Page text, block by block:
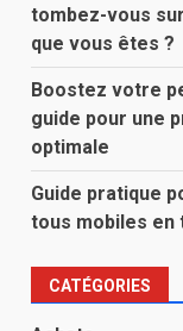
tombez-vous
que vous êtes ?
Boostez votre
guide pour une
optimale
Guide pratique
tous mobiles
CATÉGORIES